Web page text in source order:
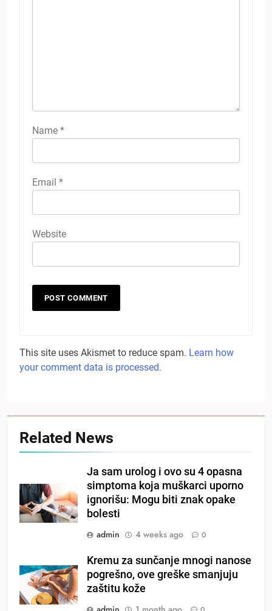
Name *
Email *
Website
This site uses Akismet to reduce spam. Learn how
your comment data is processed.
Related News
Ja sam urolog i ovo su 4 opasna
simptoma koja muškarci uporno
ignorišu: Mogu biti znak opake
bolesti
admin
4 weeks ago 0
Kremu za sunčanje mnogi nanose
pogrešno, ove greške smanjuju
zaštitu kože